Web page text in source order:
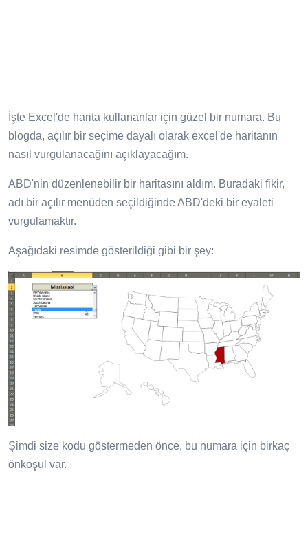
İşte Excel'de harita kullananlar için güzel bir numara. Bu
blogda, açılır bir seçime dayalı olarak excel'de haritanın
nasıl vurgulanacağını açıklayacağım.
ABD'nin düzenlenebilir bir haritasını aldım. Buradaki fikir,
adı bir açılır menüden seçildiğinde ABD'deki bir eyaleti
vurgulamaktır.
Aşağıdaki resimde gösterildiği gibi bir şey:
Şimdi size kodu göstermeden önce, bu numara için birkaç
önkoşul var.